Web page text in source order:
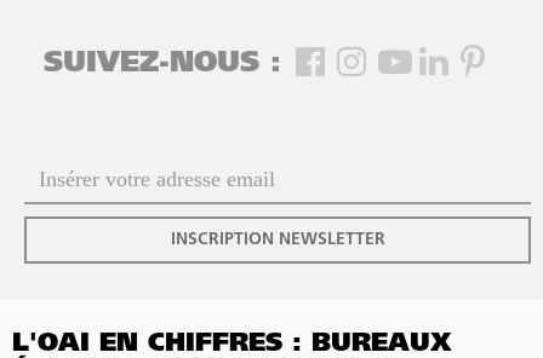
SUIVEZ-NOUS :
INSCRIPTION NEWSLETTER
L'OAI EN CHIFFRES : BUREAUX